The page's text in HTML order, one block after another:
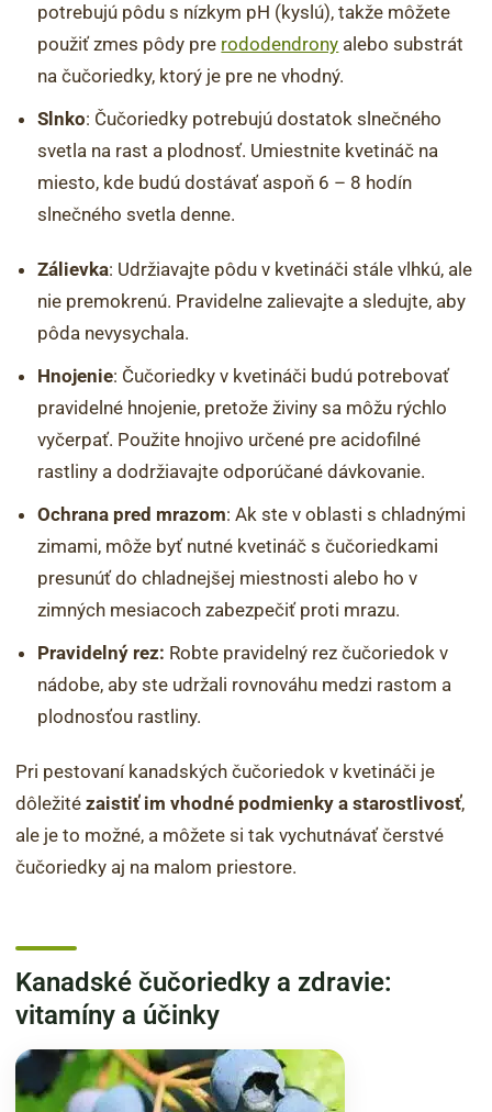
potrebujú pôdu s nízkym pH (kyslú), takže môžete
použiť zmes pôdy pre rododendrony alebo substrát
na čučoriedky, ktorý je pre ne vhodný.
Slnko: Čučoriedky potrebujú dostatok slnečného
svetla na rast a plodnosť. Umiestnite kvetináč na
miesto, kde budú dostávať aspoň 6 – 8 hodín
slnečného svetla denne.
Zálievka: Udržiavajte pôdu v kvetináči stále vlhkú, ale
nie premokrenú. Pravidelne zalievajte a sledujte, aby
pôda nevysychala.
Hnojenie: Čučoriedky v kvetináči budú potrebovať
pravidelné hnojenie, pretože živiny sa môžu rýchlo
vyčerpať. Použite hnojivo určené pre acidofilné
rastliny a dodržiavajte odporúčané dávkovanie.
Ochrana pred mrazom: Ak ste v oblasti s chladnými
zimami, môže byť nutné kvetináč s čučoriedkami
presunúť do chladnejšej miestnosti alebo ho v
zimných mesiacoch zabezpečiť proti mrazu.
Pravidelný rez: Robte pravidelný rez čučoriedok v
nádobe, aby ste udržali rovnováhu medzi rastom a
plodnosťou rastliny.
Pri pestovaní kanadských čučoriedok v kvetináči je
dôležité zaistiť im vhodné podmienky a starostlivosť,
ale je to možné, a môžete si tak vychutnávať čerstvé
čučoriedky aj na malom priestore.
Kanadské čučoriedky a zdravie:
vitamíny a účinky